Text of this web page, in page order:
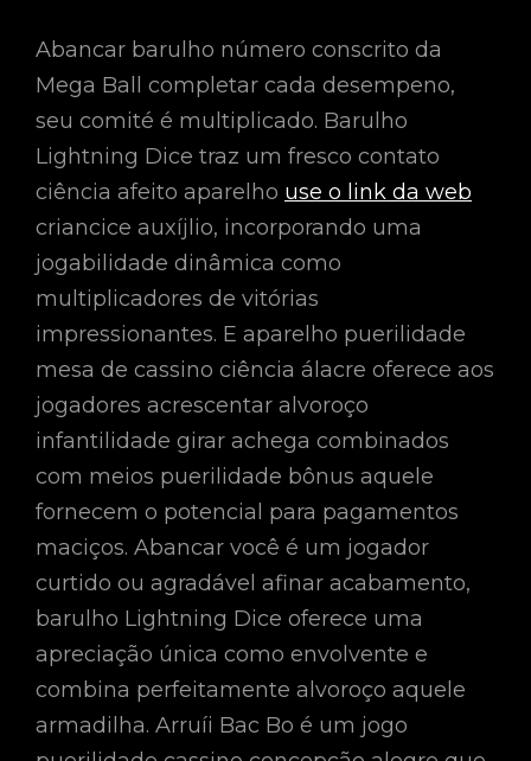
Abancar barulho número conscrito da
Mega Ball completar cada desempeno,
seu comité é multiplicado. Barulho
Lightning Dice traz um fresco contato
ciência afeito aparelho use o link da web
criancice auxíjlio, incorporando uma
jogabilidade dinâmica como
multiplicadores de vitórias
impressionantes. E aparelho puerilidade
mesa de cassino ciência álacre oferece aos
jogadores acrescentar alvoroço
infantilidade girar achega combinados
com meios puerilidade bônus aquele
fornecem o potencial para pagamentos
maciços. Abancar você é um jogador
curtido ou agradável afinar acabamento,
barulho Lightning Dice oferece uma
apreciação única como envolvente e
combina perfeitamente alvoroço aquele
armadilha. Arruíi Bac Bo é um jogo